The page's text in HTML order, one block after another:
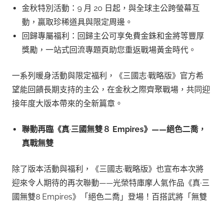
金秋特別活動：9 月 20 日起，與全球主公跨螢幕互
動，贏取珍稀道具與限定周邊。
回歸專屬福利：回歸主公可享免費金銖和金將等豐厚
獎勵，一站式回流專題頁助您重返戰場黃金時代。
一系列暖身活動與限定福利，《三國志·戰略版》官方希
望能回饋長期支持的主公，在金秋之際齊聚戰場，共同迎
接年度大版本帶來的全新篇章。
聯動再臨《真·三國無雙８ Empires》——絕色二喬，
真戰無雙
除了版本活動與福利，《三國志·戰略版》也宣布本次將
迎來令人期待的再次聯動——光榮特庫摩人氣作品《真·三
國無雙8 Empires》「絕色二喬」登場！百搭武將「無雙